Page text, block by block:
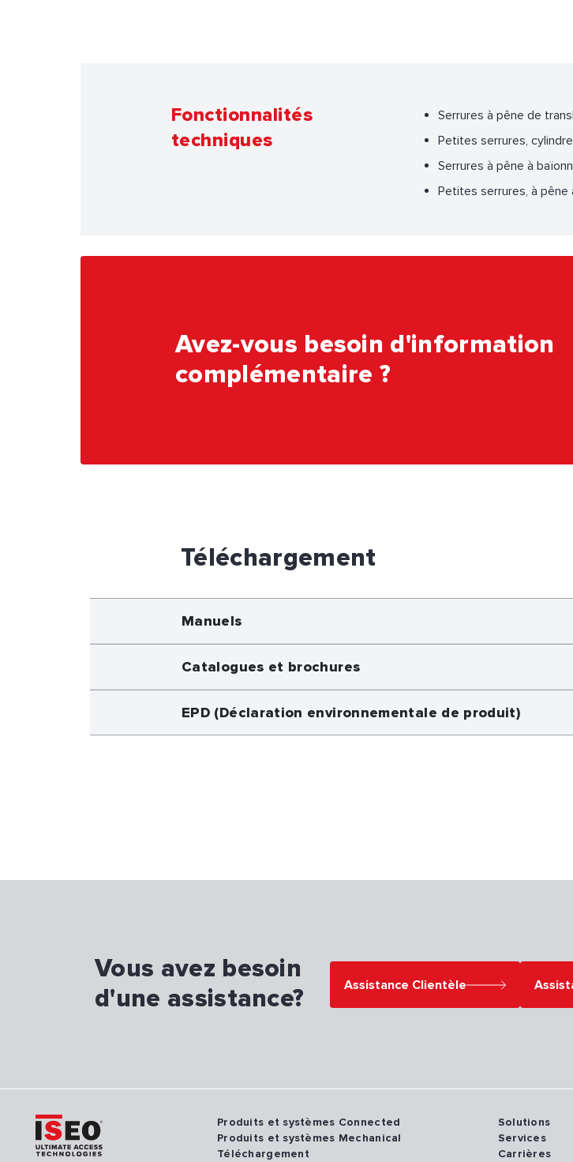
Fonctionnalités
techniques
Serrures à pêne de
Petites serrures,
Serrures à pêne à
Petites serrures, à
Avez-vous besoin d'information
complémentaire ?
Téléchargement
Manuels
Catalogues et brochures
EPD (Déclaration environnementale de produit)
Vous avez besoin
d'une assistance?
Assistance Clientèle
Produits et systèmes Connected
Produits et systèmes Mechanical
Téléchargement
Solutions
Services
Carrières